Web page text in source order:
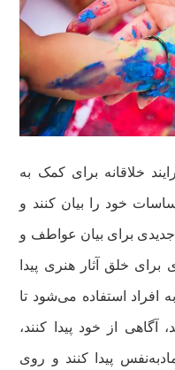
خلاقانه برای کمک به
خود را بیان کنند و
برای بیان عواطف و
خلق آثار هنری پیدا
افراد استفاده می‌شود تا
آگاهی از خود پیدا کنند،
پیدا کنند و روی